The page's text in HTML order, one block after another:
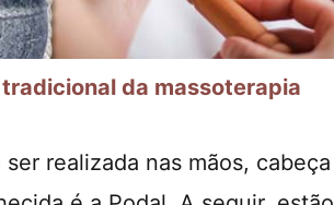
da massoterapia
realizada nas mãos, cabeça